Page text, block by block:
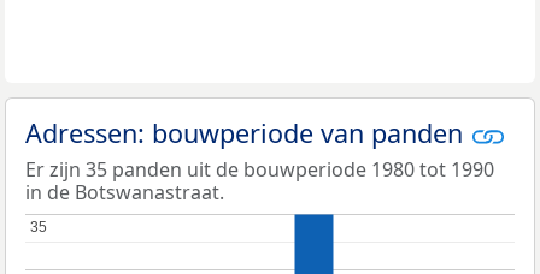
Adressen: bouwperiode van panden
Er zijn 35 panden uit de bouwperiode 1980 tot 1990
in de Botswanastraat.
35
35